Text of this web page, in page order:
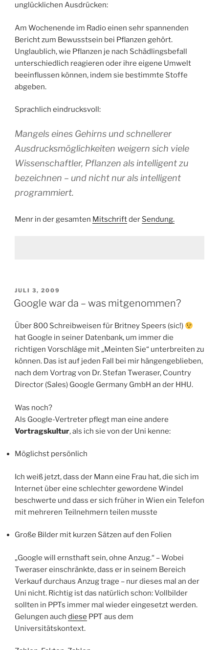
unglücklichen Ausdrücken:
Am Wochenende im Radio einen sehr spannenden
Bericht zum Bewusstsein bei Pflanzen gehört.
Unglaublich, wie Pflanzen je nach Schädlingsbefall
unterschiedlich reagieren oder ihre eigene Umwelt
beeinflussen können, indem sie bestimmte Stoffe
abgeben.
Sprachlich eindrucksvoll:
Mangels eines Gehirns und schnellerer
Ausdrucksmöglichkeiten weigern sich viele
Wissenschaftler, Pflanzen als intelligent zu
bezeichnen – und nicht nur als intelligent
programmiert.
Menr in der gesamten Mitschriftder Sendung.
VERÖFFENTLICHT
AM
JULI 3, 2009
Google war da – was mitgenommen?
Über 800 Schreibweisen für Britney Speers (sic!)
hat Google in seiner Datenbank, um immer die
richtigen Vorschläge mit „Meinten Sie“ unterbreiten zu
können. Das ist auf jeden Fall bei mir hängengeblieben,
nach dem Vortrag von Dr. Stefan Tweraser, Country
Director (Sales) Google Germany GmbH an der HHU.
Was noch?
Als Google-Vertreter pflegt man eine andere
Vortragskultur, als ich sie von der Uni kenne:
Möglichst persönlich
Ich weiß jetzt, dass der Mann eine Frau hat, die sich im
Internet über eine schlechter gewordene Windel
beschwerte und dass er sich früher in Wien ein Telefon
mit mehreren Teilnehmern teilen musste
Große Bilder mit kurzen Sätzen auf den Folien
„Google will ernsthaft sein, ohne Anzug.“ – Wobei
Tweraser einschränkte, dass er in seinem Bereich
Verkauf durchaus Anzug trage – nur dieses mal an der
Uni nicht. Richtig ist das natürlich schon: Vollbilder
sollten in PPTs immer mal wieder eingesetzt werden.
Gelungen auch diese PPT aus dem
Universitätskontext.